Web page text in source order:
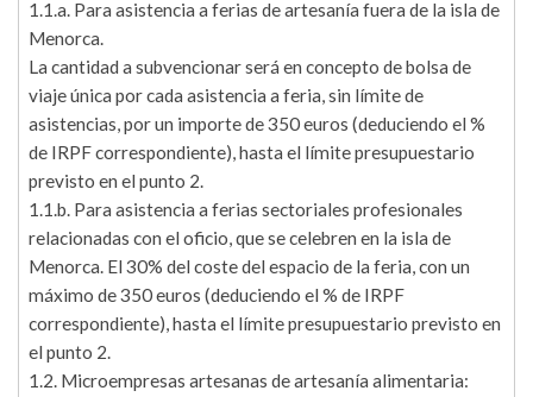
1.1.a. Para asistencia a ferias de artesanía fuera de la isla de
Menorca.
La cantidad a subvencionar será en concepto de bolsa de
viaje única por cada asistencia a feria, sin límite de
asistencias, por un importe de 350 euros (deduciendo el %
de IRPF correspondiente), hasta el límite presupuestario
previsto en el punto 2.
1.1.b. Para asistencia a ferias sectoriales profesionales
relacionadas con el oficio, que se celebren en la isla de
Menorca. El 30% del coste del espacio de la feria, con un
máximo de 350 euros (deduciendo el % de IRPF
correspondiente), hasta el límite presupuestario previsto en
el punto 2.
1.2. Microempresas artesanas de artesanía alimentaria: